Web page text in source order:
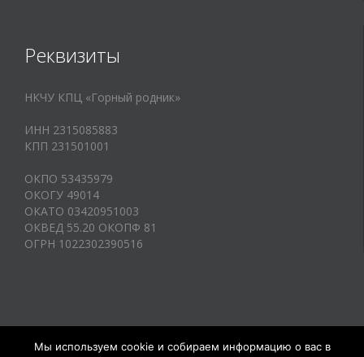
Реквизиты
НКЧУ КПЦ «Горный родник»
ИНН 2315085883
КПП 231501001
ОКПО 53435979
ОКОГУ 49014
ОКАТО 03420951003
ОКВЕД 55.20 ОКОПФ 81
ОГРН 1022302390516
Мы используем cookie и собираем информацию о вас в